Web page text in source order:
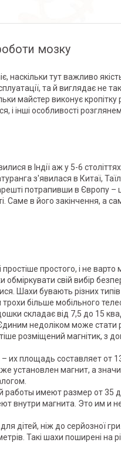
мозку
наскільки тут важливо
та й виглядає не
майстер виконує
і інші особливості
в Індії аж у 5-6
з'явилася в Китаї,
потрапивши в Європу –
Саме в його закінчення, а
простого, і не
свій вибір
Шахи бувають різних
більше мобільного
складає від 7,5 до 15
недоліком може стати
розміщений магнітик, з
площадь составляет от
установлен магнит, а
имеют размер от 35
внутри магнита. Это им и
дітей, ніж до серйозної
Такі шахи поширені на